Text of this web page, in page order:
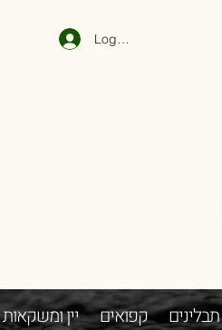
Log In
יין ומשקאות קפואים תבלינים